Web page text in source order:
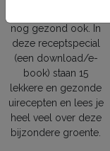
nog gezond ook. In
deze receptspecial
(een download/e-
book) staan 15
lekkere en gezonde
uirecepten en lees je
heel veel over deze
bijzondere groente.